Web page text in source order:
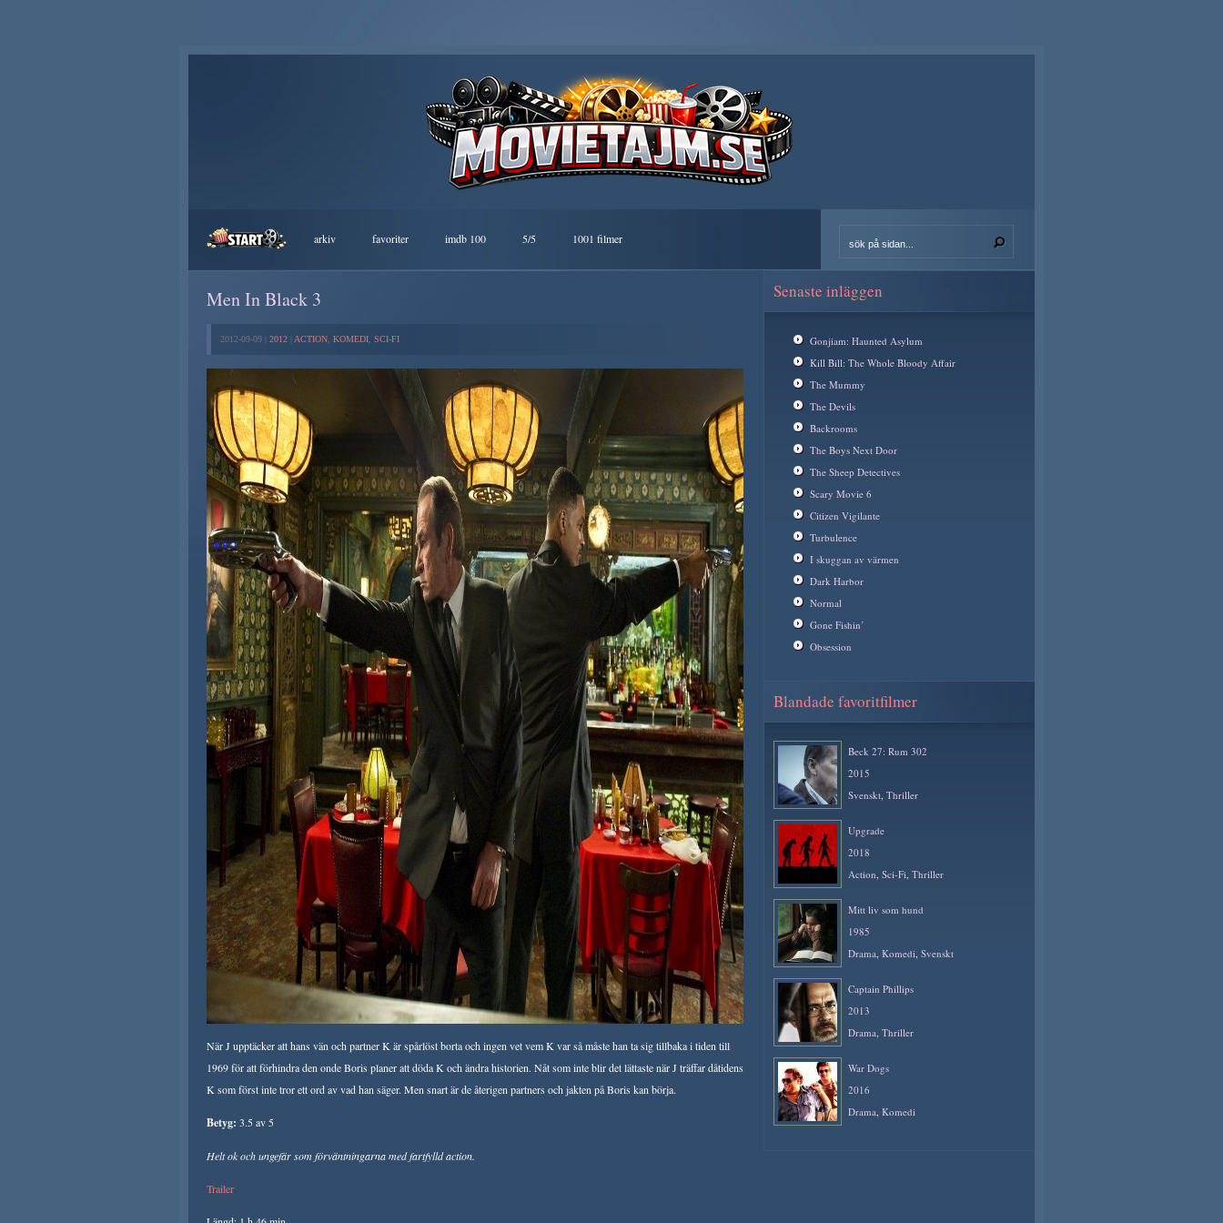
arkiv favoriter imdb 100 5/5 1001 filmer
Men In Black 3
2012-09-09 | 2012 ACTION KOMEDI SCI-FI
När J upptäcker att hans vän och partner K är spårlöst borta och ingen vet vem K var så måste han ta sig tillbaka i tiden till
1969 för att förhindra den onde Boris planer att döda K och ändra historien. Nåt som inte blir det lättaste när J träffar dåtidens
K som först inte tror ett ord av vad han säger. Men snart är de återigen partners och jakten på Boris kan börja.
Betyg: 3.5 av 5
Helt ok och ungefär som förväntningarna med fartfylld action.
Trailer
Senaste inläggen
Gonjiam: Haunted Asylum
Kill Bill: The Whole Bloody Affair
The Mummy
The Devils
Backrooms
The Boys Next Door
The Sheep Detectives
Scary Movie 6
Citizen Vigilante
Turbulence
I skuggan av värmen
Dark Harbor
Normal
Gone Fishin’
Obsession
Blandade favoritfilmer
Beck 27: Rum 302
2015
Svenskt, Thriller
Upgrade
2018
Action, Sci-Fi, Thriller
Mitt liv som hund
1985
Drama, Komedi, Svenskt
Captain Phillips
2013
Drama, Thriller
War Dogs
2016
Drama, Komedi